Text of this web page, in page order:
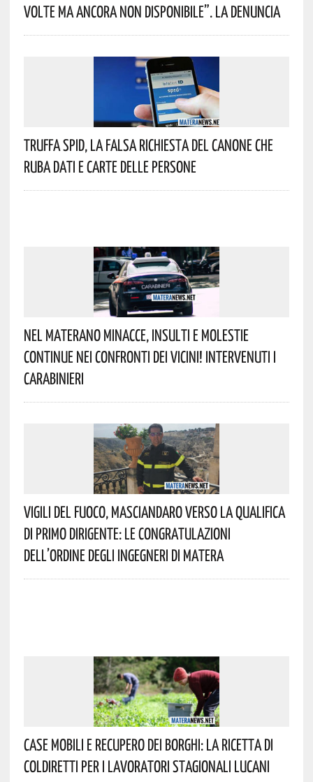
Volte Ma Ancora Non Disponibile”. La Denuncia
Truffa Spid, La Falsa Richiesta Del Canone Che
Ruba Dati E Carte Delle Persone
Nel Materano Minacce, Insulti E Molestie
Continue Nei Confronti Dei Vicini! Intervenuti I
Carabinieri
Vigili Del Fuoco, Masciandaro Verso La Qualifica
Di Primo Dirigente: Le Congratulazioni
Dell’Ordine Degli Ingegneri Di Matera
Case Mobili E Recupero Dei Borghi: La Ricetta Di
Coldiretti Per I Lavoratori Stagionali Lucani